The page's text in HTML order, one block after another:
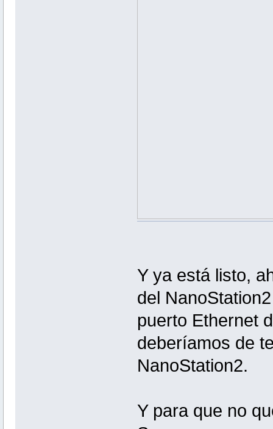
Y ya está listo,
del
puerto Ethernet
deberíamos de
NanoStation2.
Y para que no